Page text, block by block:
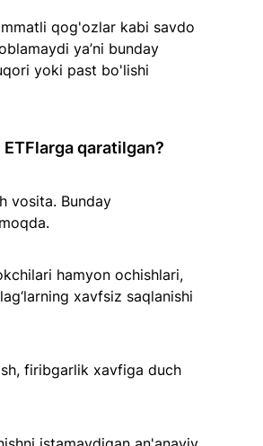
qog'ozlar kabi savdo
ya’ni bunday
yoki past bo'lishi
qaratilgan?
vosita. Bunday
hamyon ochishlari,
xavfsiz saqlanishi
firibgarlik xavfiga duch